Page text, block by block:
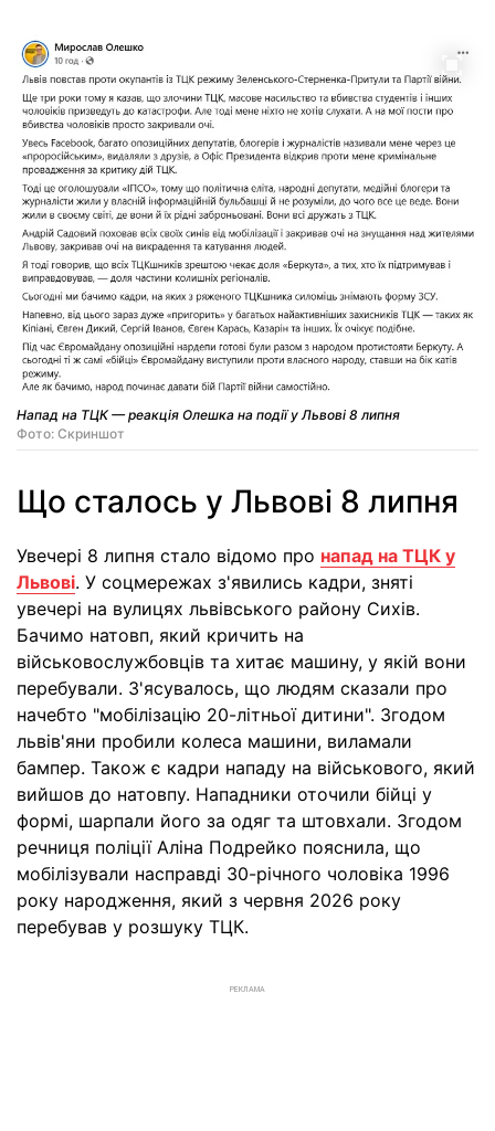
Напад на ТЦК — реакція Олешка на події у Львові 8 липня
Фото: Скриншот
Що сталось у Львові 8 липня
Увечері 8 липня стало відомо про напад на ТЦК у
Львові. У соцмережах з'явились кадри, зняті
увечері на вулицях львівського району Сихів.
Бачимо натовп, який кричить на
військовослужбовців та хитає машину, у якій вони
перебували. З'ясувалось, що людям сказали про
начебто "мобілізацію 20-літньої дитини". Згодом
львів'яни пробили колеса машини, виламали
бампер. Також є кадри нападу на військового, який
вийшов до натовпу. Нападники оточили бійці у
формі, шарпали його за одяг та штовхали. Згодом
речниця поліції Аліна Подрейко пояснила, що
мобілізували насправді 30-річного чоловіка 1996
року народження, який з червня 2026 року
перебував у розшуку ТЦК.
РЕКЛАМА